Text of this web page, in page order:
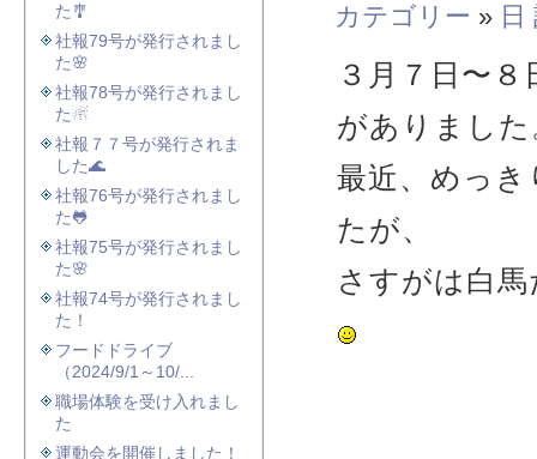
カテゴリー » 日
３月７日〜
がありました
最近、めっ
たが、
さすがは白
た🎐
社報79号が発行されまし
た🌸
社報78号が発行されまし
た☃
社報７７号が発行されま
した🌊
社報76号が発行されまし
た🐸
社報75号が発行されまし
た🌸
社報74号が発行されまし
た！
フードドライブ
（2024/9/1～10/...
職場体験を受け入れまし
た
運動会を開催しました！